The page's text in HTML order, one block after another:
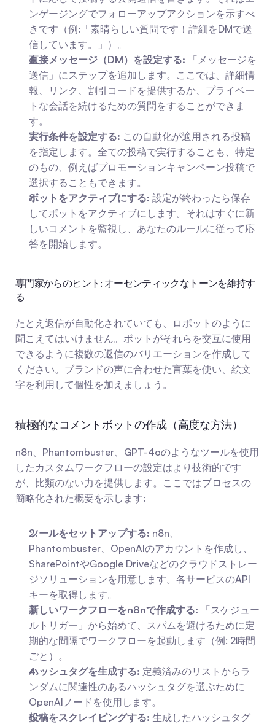
ンゲージングでフォローアップアクションを示すべ
きです（例:「素晴らしい質問です！詳細をDMで送
信しています。」）。
直接メッセージ（DM）を設定する: 「メッセージを
送信」にステップを追加します。ここでは、詳細情
報、リンク、割引コードを提供するか、プライベー
トな会話を続けるための質問をすることができま
す。
実行条件を設定する: この自動化が適用される投稿
を指定します。全ての投稿で実行することも、特定
のもの、例えばプロモーションキャンペーン投稿で
選択することもできます。
ボットをアクティブにする: 設定が終わったら保存
してボットをアクティブにします。それはすぐに新
しいコメントを監視し、あなたのルールに従って応
答を開始します。
専門家からのヒント: オーセンティックなトーンを維持す
る
たとえ返信が自動化されていても、ロボットのように
聞こえてはいけません。ボットがそれらを交互に使用
できるように複数の返信のバリエーションを作成して
ください。ブランドの声に合わせた言葉を使い、絵文
字を利用して個性を加えましょう。
積極的なコメントボットの作成（高度な方法）
n8n、Phantombuster、GPT-4oのようなツールを使用
したカスタムワークフローの設定はより技術的です
が、比類のない力を提供します。ここではプロセスの
簡略化された概要を示します:
ツールをセットアップする: n8n、
Phantombuster、OpenAIのアカウントを作成し、
SharePointやGoogle Driveなどのクラウドストレー
ジソリューションを用意します。各サービスのAPI
キーを取得します。
新しいワークフローをn8nで作成する: 「スケジュー
ルトリガー」から始めて、スパムを避けるために定
期的な間隔でワークフローを起動します（例: 2時間
ごと）。
ハッシュタグを生成する: 定義済みのリストからラ
ンダムに関連性のあるハッシュタグを選ぶために
OpenAIノードを使用します。
投稿をスクレイピングする: 生成したハッシュタグ